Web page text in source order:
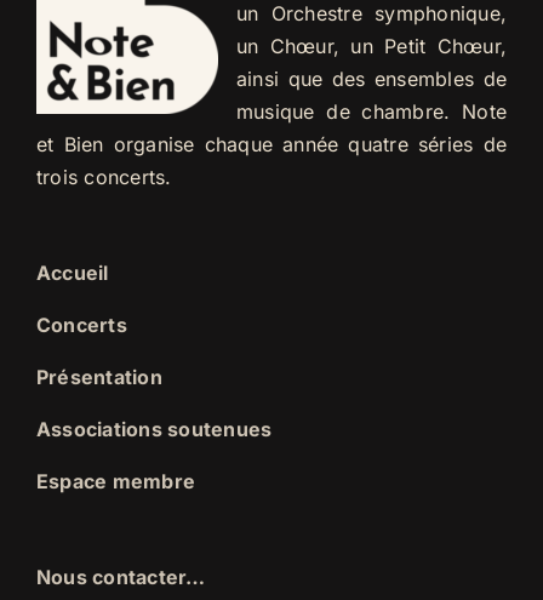
un Orchestre symphonique,
un Chœur, un Petit Chœur,
ainsi que des ensembles de
musique de chambre. Note
et Bien organise chaque année quatre séries de
trois concerts.
Accueil
Concerts
Présentation
Associations soutenues
Espace membre
Nous contacter…